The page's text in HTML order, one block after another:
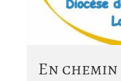
En chemin